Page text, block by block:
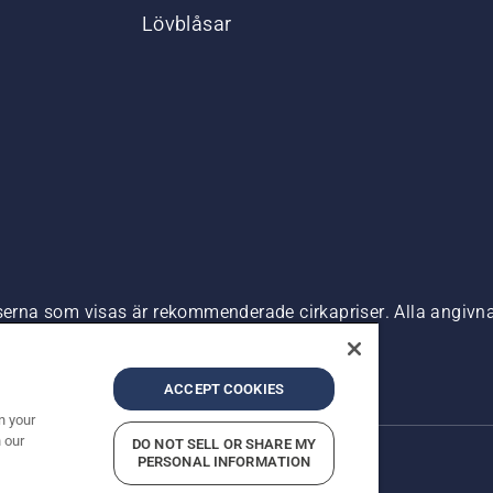
Lövblåsar
som visas är rekommenderade cirkapriser. Alla
Företagsinformation
your
our
ACCEPT COOKIES
DO NOT SELL OR SHARE MY
PERSONAL INFORMATION